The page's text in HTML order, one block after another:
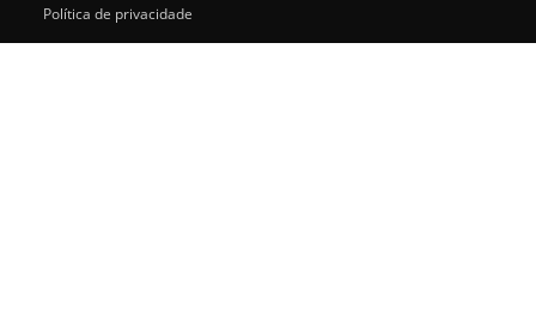
Política de privacidade